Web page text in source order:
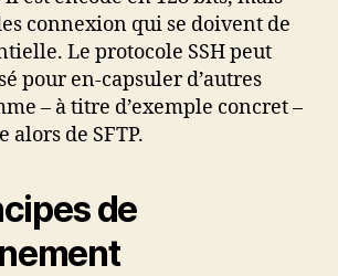
connexion qui se doivent de
Le protocole SSH peut
pour en-capsuler d’autres
– à titre d’exemple concret –
alors de SFTP.
de